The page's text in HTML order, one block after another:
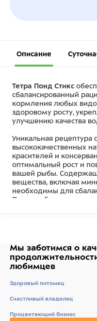
Описание
Тетра Понд Стикс
сбалансированный
кормления любых
здоровому росту,
улучшению качества
Уникальная рецептура
высококачественных
красителей и
оптимальный рост и
вашей рыбы.
вещества, включая
необходимы для
Палочки быстро
Уникальная рецептура,
натуральные
структура
прудовых рыб, а также
Мы заботимся о
любимцев
Здоровый питомец
Счастливый владелец
Процветающий бизнес